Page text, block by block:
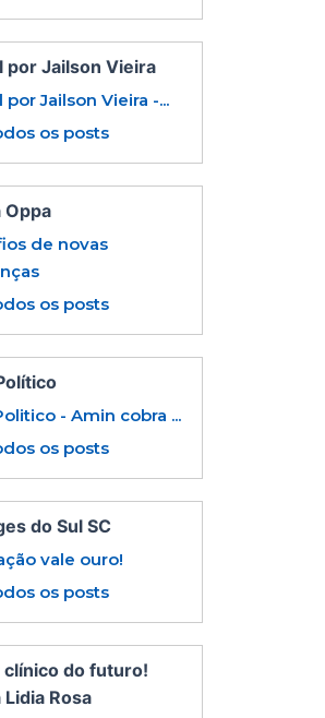
por Jailson Vieira
por Jailson Vieira -...
os posts
Oppa
de novas
os posts
- Amin cobra ...
os posts
do Sul SC
vale ouro!
os posts
clínico do futuro!
Lidia Rosa